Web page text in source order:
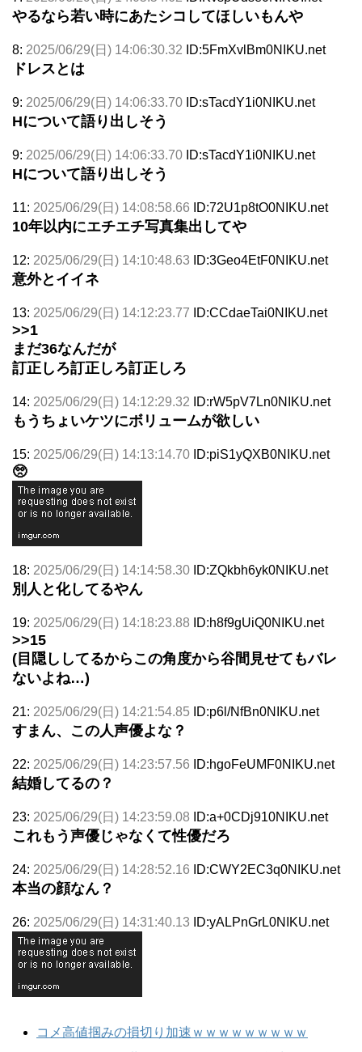
やるなら若い時にあたシコしてほしいもんや
8: 2025/06/29(日) 14:06:30.32 ID:5FmXvlBm0NIKU.net
ドレスとは
9: 2025/06/29(日) 14:06:33.70 ID:sTacdY1i0NIKU.net
Hについて語り出しそう
9: 2025/06/29(日) 14:06:33.70 ID:sTacdY1i0NIKU.net
Hについて語り出しそう
11: 2025/06/29(日) 14:08:58.66 ID:72U1p8tO0NIKU.net
10年以内にエチエチ写真集出してや
12: 2025/06/29(日) 14:10:48.63 ID:3Geo4EtF0NIKU.net
意外とイイネ
13: 2025/06/29(日) 14:12:23.77 ID:CCdaeTai0NIKU.net
>>1
まだ36なんだが
訂正しろ訂正しろ訂正しろ
14: 2025/06/29(日) 14:12:29.32 ID:rW5pV7Ln0NIKU.net
もうちょいケツにボリュームが欲しい
15: 2025/06/29(日) 14:13:14.70 ID:piS1yQXB0NIKU.net
🥺
18: 2025/06/29(日) 14:14:58.30 ID:ZQkbh6yk0NIKU.net
別人と化してるやん
19: 2025/06/29(日) 14:18:23.88 ID:h8f9gUiQ0NIKU.net
>>15
(目隠ししてるからこの角度から谷間見せてもバレ
ないよね…)
21: 2025/06/29(日) 14:21:54.85 ID:p6l/NfBn0NIKU.net
すまん、この人声優よな？
22: 2025/06/29(日) 14:23:57.56 ID:hgoFeUMF0NIKU.net
結婚してるの？
23: 2025/06/29(日) 14:23:59.08 ID:a+0CDj910NIKU.net
これもう声優じゃなくて性優だろ
24: 2025/06/29(日) 14:28:52.16 ID:CWY2EC3q0NIKU.net
本当の顔なん？
26: 2025/06/29(日) 14:31:40.13 ID:yALPnGrL0NIKU.net
コメ高値掴みの損切り加速ｗｗｗｗｗｗｗｗｗ